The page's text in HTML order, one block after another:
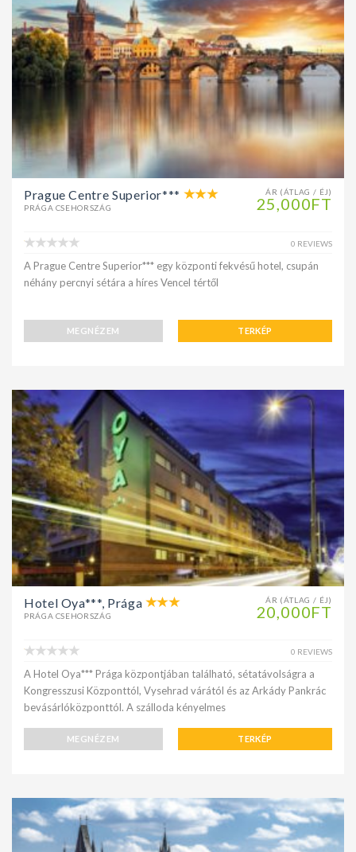
ÁR (ÁTLAG / ÉJ)
25,000FT
Prague Centre Superior***
PRÁGA CSEHORSZÁG
0 REVIEWS
A Prague Centre Superior*** egy központi fekvésű hotel, csupán
néhány percnyi sétára a híres Vencel tértől
MEGNÉZEM TERKÉP
ÁR (ÁTLAG / ÉJ)
20,000FT
Hotel Oya***, Prága
PRÁGA CSEHORSZÁG
0 REVIEWS
A Hotel Oya*** Prága központjában található, sétatávolságra a
Kongresszusi Központtól, Vysehrad várától és az Arkády Pankrác
bevásárlóközponttól. A szálloda kényelmes
MEGNÉZEM TERKÉP